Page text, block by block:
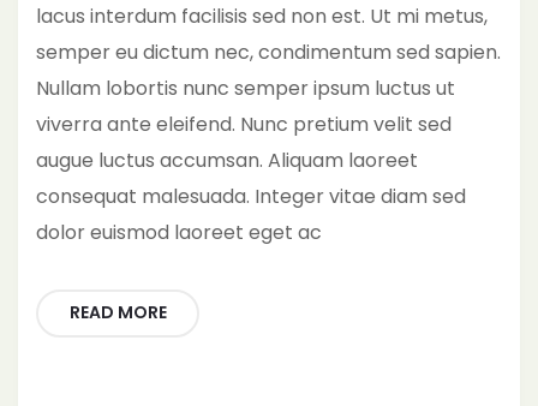
lacus interdum facilisis sed non est. Ut mi metus,
semper eu dictum nec, condimentum sed sapien.
Nullam lobortis nunc semper ipsum luctus ut
viverra ante eleifend. Nunc pretium velit sed
augue luctus accumsan. Aliquam laoreet
consequat malesuada. Integer vitae diam sed
dolor euismod laoreet eget ac
READ MORE